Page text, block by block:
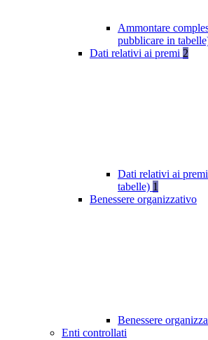
Ammontare
pubblicare in
Dati relativi ai premi 2
Dati relativi ai
tabelle) 1
Benessere organizzativo
Benessere
Enti controllati